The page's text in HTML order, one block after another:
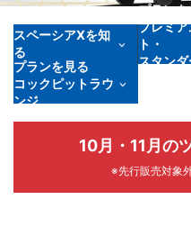
スペーシアXを知
る
プラン
プレミ
ト・
スタン
プランを見る
コックピットラウ
ンジ
10月・11月の
※先行販売対象